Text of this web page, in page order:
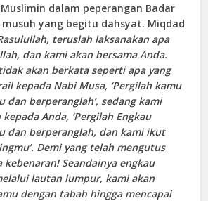
dalam peperangan Badar
yang begitu dahsyat. Miqdad
teruslah laksanakan apa
dan kami akan bersama Anda.
akan berkata seperti apa yang
kepada Nabi Musa, ‘Pergilah kamu
dan berperanglah’, sedang kami
Anda, ‘Pergilah Engkau
dan berperanglah, dan kami ikut
Demi yang telah mengutus
kebenaran! Seandainya engkau
lautan lumpur, kami akan
dengan tabah hingga mencapai